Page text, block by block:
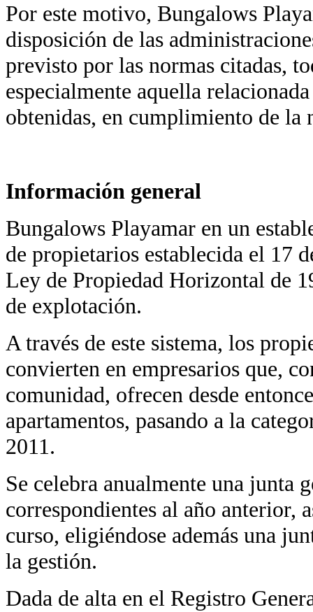
Por este motivo, Bungalows
disposición de las
previsto por las normas citadas,
especialmente aquella
obtenidas, en cumplimiento de la
Información general
Bungalows Playamar en un
de propietarios establecida el 17
Ley de Propiedad Horizontal de
de explotación.
A través de este sistema, los
convierten en empresarios que,
comunidad, ofrecen desde
apartamentos, pasando a la
2011.
Se celebra anualmente una junta
correspondientes al año anterior,
curso, eligiéndose además una
la gestión.
Dada de alta en el Registro